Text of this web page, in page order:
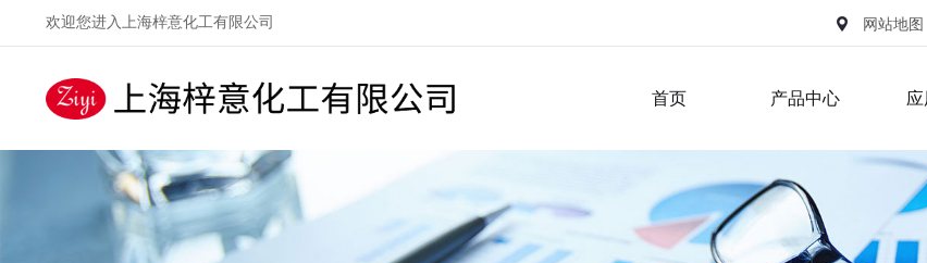
欢迎您进入上海梓意化工有限公司 网站地图
首页 产品中心